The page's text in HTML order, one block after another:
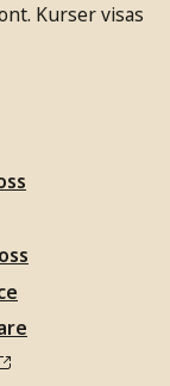
Kurser visas